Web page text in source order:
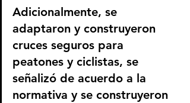
Adicionalmente, se
adaptaron y construyeron
cruces seguros para
peatones y ciclistas, se
señalizó de acuerdo a la
normativa y se construyeron